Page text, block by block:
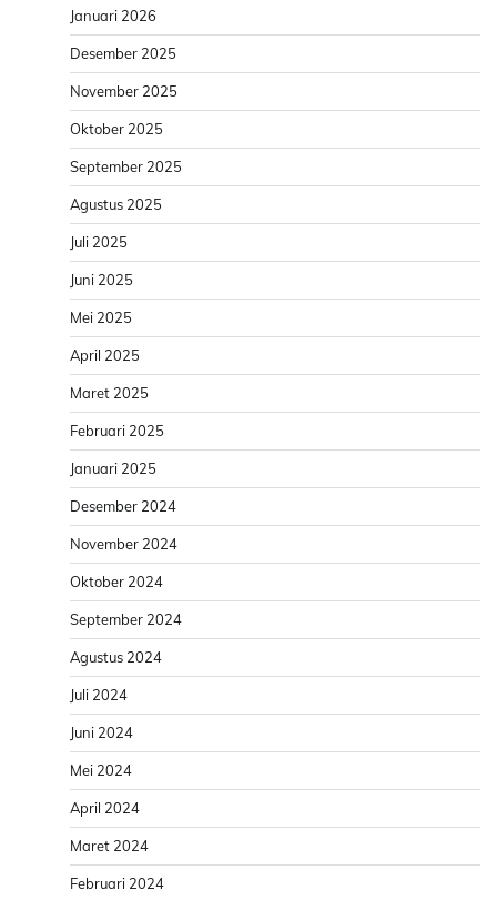
Januari 2026
Desember 2025
November 2025
Oktober 2025
September 2025
Agustus 2025
Juli 2025
Juni 2025
Mei 2025
April 2025
Maret 2025
Februari 2025
Januari 2025
Desember 2024
November 2024
Oktober 2024
September 2024
Agustus 2024
Juli 2024
Juni 2024
Mei 2024
April 2024
Maret 2024
Februari 2024